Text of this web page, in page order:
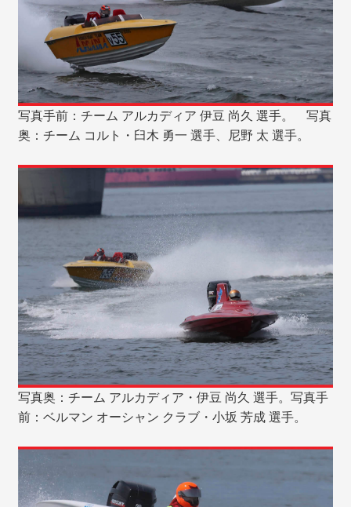
写真手前：チーム アルカディア 伊豆 尚久 選手。 写真
奥：チーム コルト・臼木 勇一 選手、尼野 太 選手。
写真奥：チーム アルカディア・伊豆 尚久 選手。写真手
前：ベルマン オーシャン クラブ・小坂 芳成 選手。